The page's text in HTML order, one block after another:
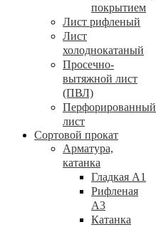
покрытием
Лист рифленый
Лист
холоднокатаный
Просечно-
вытяжной лист
(ПВЛ)
Перфорированный
лист
Сортовой прокат
Арматура,
катанка
Гладкая А1
Рифленая
А3
Катанка